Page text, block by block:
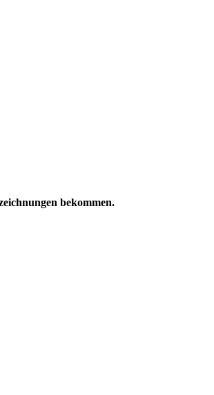
bekommen.